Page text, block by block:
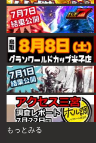
もっとみる